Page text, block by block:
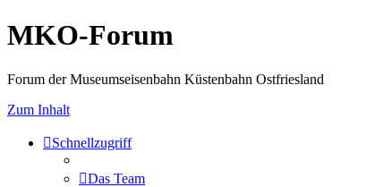
MKO-Forum
Forum der Museumseisenbahn Küstenbahn Ostfriesland
Zum Inhalt
Schnellzugriff
Das Team